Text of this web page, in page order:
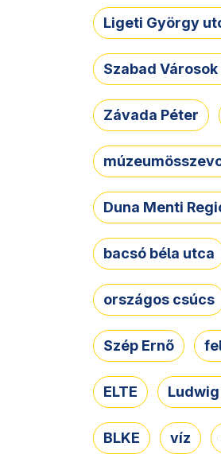
Ligeti György
Szabad
Závada Péter
Duna Menti
bacsó béla utca
országos csúcs
Szép Ernő
ELTE
BLKE víz